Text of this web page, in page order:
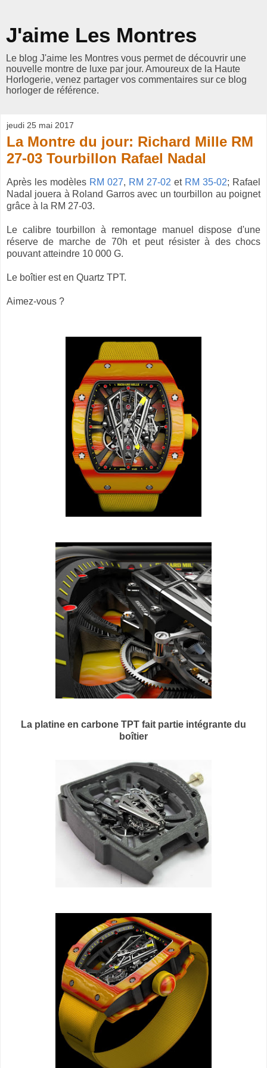
J'aime Les Montres
Le blog J'aime les Montres vous permet de découvrir une
nouvelle montre de luxe par jour. Amoureux de la Haute
Horlogerie, venez partager vos commentaires sur ce blog
horloger de référence.
jeudi 25 mai 2017
La Montre du jour: Richard Mille RM
27-03 Tourbillon Rafael Nadal
Après les modèles RM 027, RM 27-02 et RM 35-02; Rafael
Nadal jouera à Roland Garros avec un tourbillon au poignet
grâce à la RM 27-03.
Le calibre tourbillon à remontage manuel dispose d'une
réserve de marche de 70h et peut résisterà des chocs
pouvant atteindre 10 000 G.
Le boîtier est en Quartz TPT.
Aimez-vous ?
La platine en carbone TPT fait partie intégrante du
boîtier